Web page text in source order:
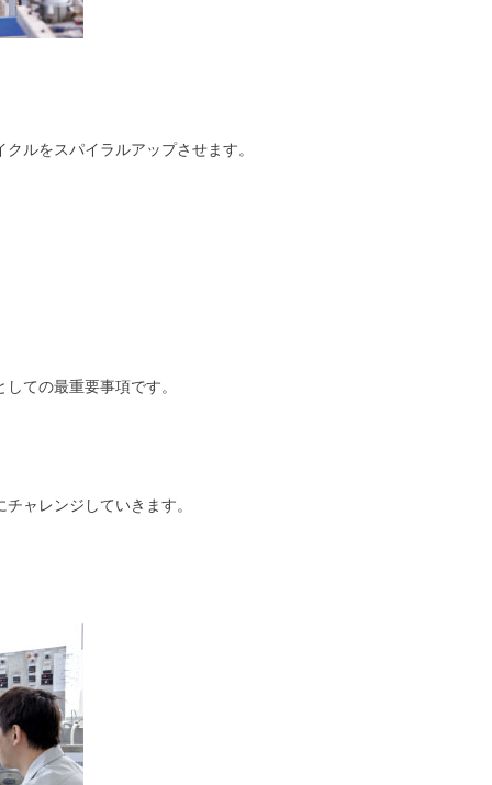
ルをスパイラルアップさせます。
ての最重要事項です。
ャレンジしていきます。